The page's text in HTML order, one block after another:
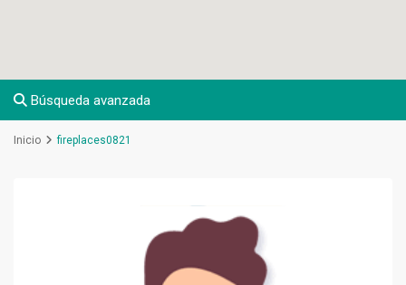
Búsqueda avanzada
Inicio fireplaces0821